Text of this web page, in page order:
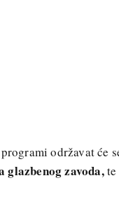
održavat će
glazbenog zavoda,te